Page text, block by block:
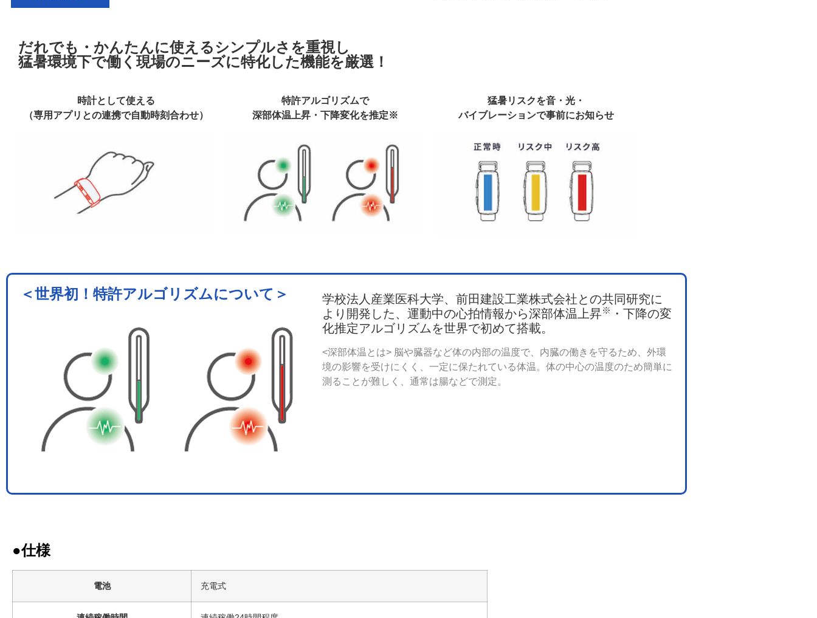
だれでも・かんたんに使えるシンプルさを重視し
猛暑環境下で働く現場のニーズに特化した機能を厳選！
時計として使える
（専用アプリとの連携で自動時刻合わせ）
特許アルゴリズムで
深部体温上昇・下降変化を推定※
猛暑リスクを音・光・
バイブレーションで事前にお知らせ
＜世界初！特許アルゴリズムについて＞
学校法人産業医科大学、前田建設工業株式会社との共同研究に
より開発した、運動中の心拍情報から深部体温上昇※ ・下降の変
化推定アルゴリズムを世界で初めて搭載。
<深部体温とは> 脳や臓器など体の内部の温度で、内臓の働きを守るため、外環
境の影響を受けにくく、一定に保たれている体温。体の中心の温度のため簡単に
測ることが難しく、通常は腸などで測定。
●仕様
電池 充電式